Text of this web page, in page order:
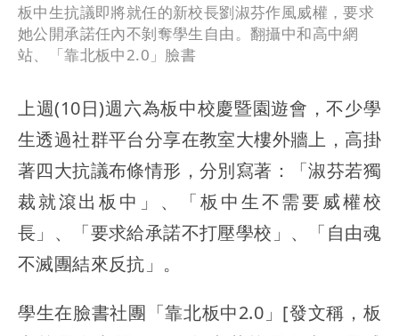
板中生抗議即將就任的新校長劉淑芬作風威權，要求
她公開承諾任內不剝奪學生自由。翻攝中和高中網
站、「靠北板中2.0」臉書
上週(10日)週六為板中校慶暨園遊會，不少學
生透過社群平台分享在教室大樓外牆上，高掛
著四大抗議布條情形，分別寫著：「淑芬若獨
裁就滾出板中」、「板中生不需要威權校
長」、「要求給承諾不打壓學校」、「自由魂
不滅團結來反抗」。
學生在臉書社團「靠北板中2.0」[發文稱，板